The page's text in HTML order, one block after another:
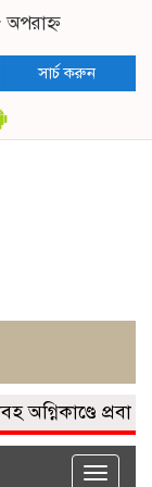
সার্চ করুন
প্রবাসীর
Toggle